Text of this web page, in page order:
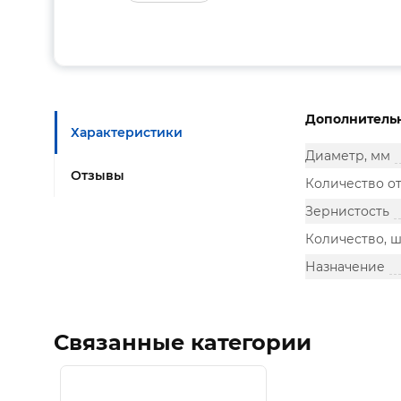
Характеристики
Отзывы
Диаметр, мм
Количество
Зернистость
Количество,
Назначение
Связанные категории